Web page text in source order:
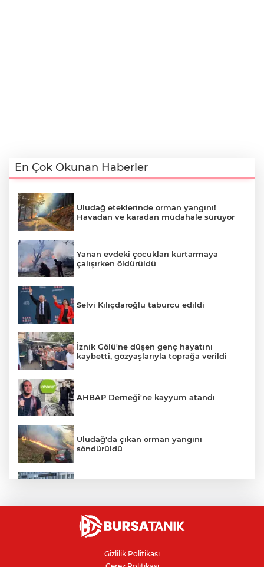
En Çok Okunan Haberler
Uludağ eteklerinde orman yangını!
Havadan ve karadan müdahale sürüyor
Yanan evdeki çocukları kurtarmaya
çalışırken öldürüldü
Selvi Kılıçdaroğlu taburcu edildi
İznik Gölü'ne düşen genç hayatını
kaybetti, gözyaşlarıyla toprağa verildi
AHBAP Derneği'ne kayyum atandı
Uludağ'da çıkan orman yangını
söndürüldü
Avcılar Belediye Başkanı hakkında
Gizlilik Politikası